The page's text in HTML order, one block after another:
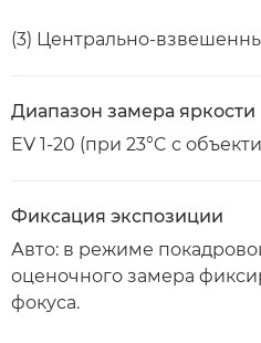
(3) Центрально-
Диапазон замера яркости
EV 1-20 (при 23°C с
Фиксация экспозиции
Авто: в режиме
оценочного замера
фокуса.